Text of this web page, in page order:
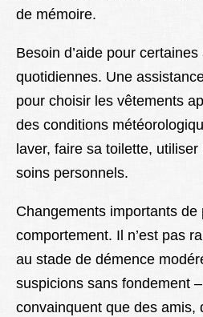
de mémoire.
Besoin d’aide pour
quotidiennes. Une
pour choisir les vêtements
des conditions
laver, faire sa toilette,
soins personnels.
Changements importants de
comportement. Il n’est pas
au stade de démence
suspicions sans fondement
convainquent que des amis,